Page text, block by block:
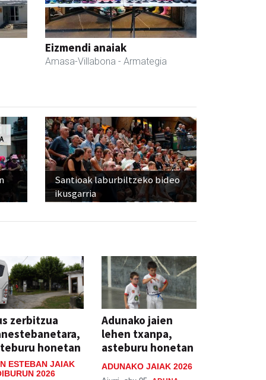
Eizmendi anaiak
Amasa-Villabona - Armategia
Santioak laburbiltzeko bideo
ikusgarria
zerbitzua
honetan
ESTEBAN JAIAK
2026
Adunako jaien
lehen txanpa,
asteburu honetan
ADUNAKO JAIAK 2026